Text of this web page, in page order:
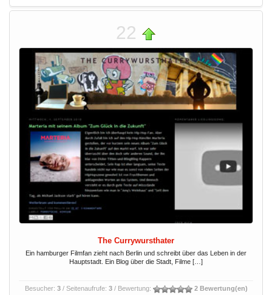
22
The Currywursthater
Ein hamburger Filmfan zieht nach Berlin und schreibt über das Leben in der
Hauptstadt. Ein Blog über die Stadt, Filme […]
Besucher: 3/ Seitenaufrufe: 3/ Bewertung: 2 Bewertung(en)